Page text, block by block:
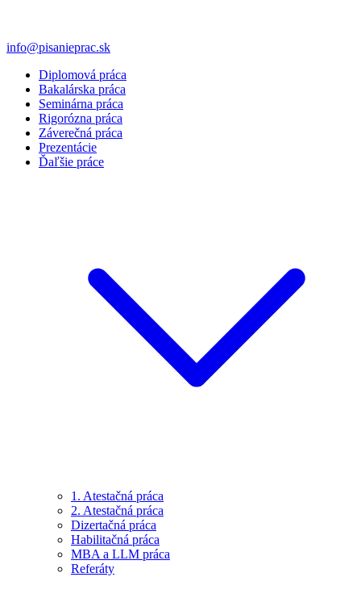
info@pisanieprac.sk
Diplomová práca
Bakalárska práca
Seminárna práca
Rigorózna práca
Záverečná práca
Prezentácie
Ďaľšie práce
1. Atestačná práca
2. Atestačná práca
Dizertačná práca
Habilitačná práca
MBA a LLM práca
Referáty